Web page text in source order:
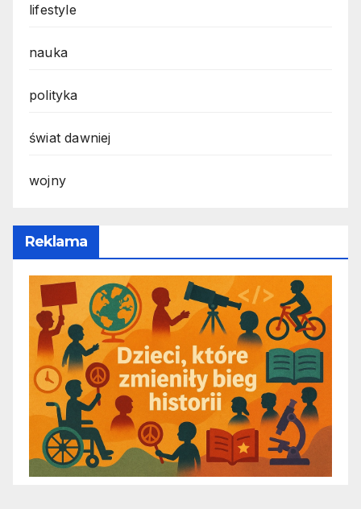
lifestyle
nauka
polityka
świat dawniej
wojny
Reklama